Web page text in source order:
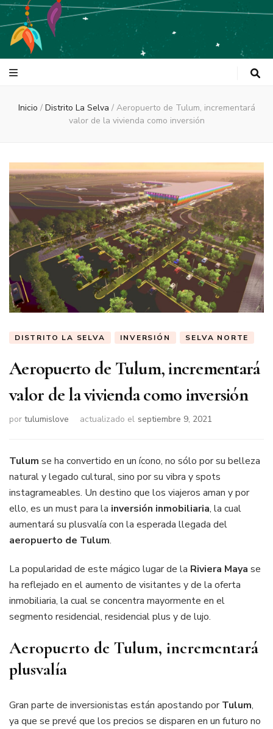
Tulum Is Love
Inicio / Distrito La Selva / Aeropuerto de Tulum, incrementará
valor de la vivienda como inversión
DISTRITO LA SELVA INVERSIÓN SELVA NORTE
Aeropuerto de Tulum, incrementará
valor de la vivienda como inversión
por tulumislove actualizado el septiembre 9, 2021
Tulum se ha convertido en un ícono, no sólo por su belleza
natural y legado cultural, sino por su vibra y spots
instagrameables. Un destino que los viajeros aman y por
ello, es un must para la inversión inmobiliaria, la cual
aumentará su plusvalía con la esperada llegada del
aeropuerto de Tulum.
La popularidad de este mágico lugar de la Riviera Maya se
ha reflejado en el aumento de visitantes y de la oferta
inmobiliaria, la cual se concentra mayormente en el
segmento residencial, residencial plus y de lujo.
Aeropuerto de Tulum, incrementará
plusvalía
Gran parte de inversionistas están apostando porTulum,
ya que se prevé que los precios se disparen en un futuro no